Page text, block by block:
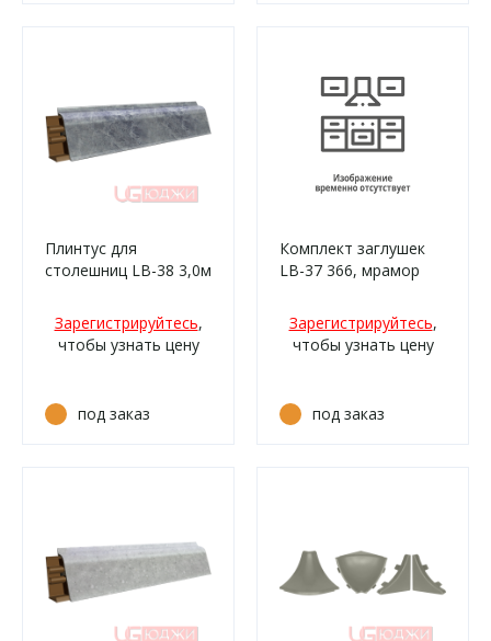
Плинтус для
столешниц LB-38 3,0м
марквина синий
(3034г, 3154м,
923т/210)
Зарегистрируйтесь,
чтобы узнать цену
под заказ
Комплект заглушек
LB-37 366, мрамор
Зарегистрируйтесь,
чтобы узнать цену
под заказ